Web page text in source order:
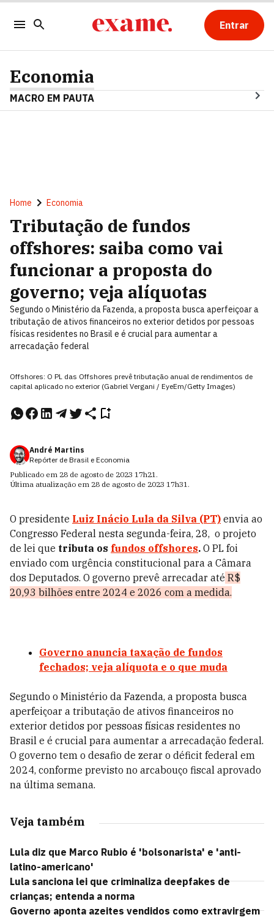
Entrar
Economia
MACRO EM PAUTA
Home Economia
Tributação de fundos
offshores: saiba como vai
funcionar a proposta do
governo; veja alíquotas
Segundo o Ministério da Fazenda, a proposta busca aperfeiçoar a
tributação de ativos financeiros no exterior detidos por pessoas
físicas residentes no Brasil e é crucial para aumentar a
arrecadação federal
Offshores: O PL das Offshores prevê tributação anual de rendimentos de
capital aplicado no exterior (Gabriel Vergani / EyeEm/Getty Images)
André Martins
Repórter de Brasil e Economia
Publicado em 28 de agosto de 2023 17h21.
Última atualização em 28 de agosto de 2023 17h31.
O presidente Luiz Inácio Lula da Silva (PT) envia ao
Congresso Federal nesta segunda-feira, 28, o projeto
de lei que tributa os fundos offshores. O PL foi
enviado com urgência constitucional para a Câmara
dos Deputados. O governo prevê arrecadar até R$
20,93 bilhões entre 2024 e 2026 com a medida.
Governo anuncia taxação de fundos
fechados; veja alíquota e o que muda
Segundo o Ministério da Fazenda, a proposta busca
aperfeiçoar a tributação de ativos financeiros no
exterior detidos por pessoas físicas residentes no
Brasil e é crucial para aumentar a arrecadação federal.
O governo tem o desafio de zerar o déficit federal em
2024, conforme previsto no arcabouço fiscal aprovado
na última semana.
Veja também
Lula diz que Marco Rubio é 'bolsonarista' e 'anti-
latino-americano'
Lula sanciona lei que criminaliza deepfakes de
crianças; entenda a norma
Governo aponta azeites vendidos como extravirgem